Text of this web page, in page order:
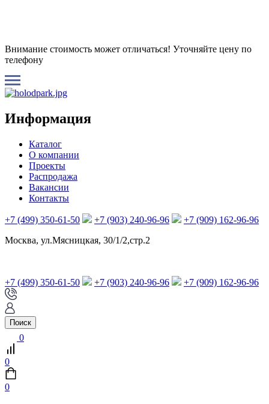
Внимание стоимость может отличаться! Уточняйте цену по
телефону
Информация
Каталог
О компании
Проекты
Распродажа
Вакансии
Контакты
+7 (499) 350-61-50 +7 (903) 240-96-96
+7 (909) 162-96-96
Москва, ул.Мясницкая, 30/1/2,стр.2
+7 (499) 350-61-50 +7 (903) 240-96-96 +7 (909) 162-96-96
Поиск
0
0
0